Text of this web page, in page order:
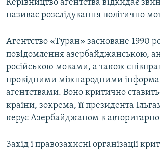
Керівництво агентства відкидає
називає розслідування політично
Агентство «Туран» засноване 1990
повідомлення азербайджанською,
російською мовами, а також
провідними міжнародними
агентствами. Воно критично
країни, зокрема, її президента
керує Азербайджаном в
Захід і правозахисні організації